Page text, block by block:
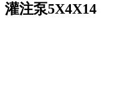
灌注泵5X4X14